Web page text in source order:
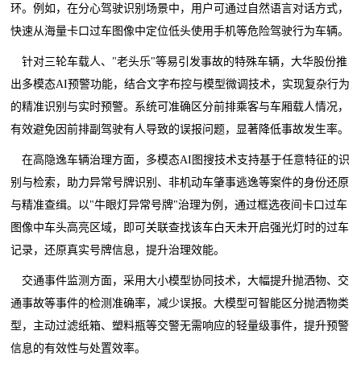
环。例如，在分心驾驶识别场景中，用户可通过自然语言对话方式，
快速从海量卡口过车图像中定位低头使用手机等危险驾驶行为车辆。
针对三轮车载人、"老头乐"等易引发事故的特殊车辆，大华股份推
出多模态AI预警功能，结合文字布控与模型微调技术，实现复杂行为
的精准识别与实时预警。系统可准确区分前排乘客与车厢载人情况，
有效避免因前排副驾驶有人导致的误报问题，显著降低事故发生率。
在高隐逸车辆治理方面，多模态AI图搜技术支持基于任意特征的识
别与检索，助力异常号牌识别、非机动车肇事逃逸等案件的身份还原
与精准查缉。以"牛眼灯异常号牌"治理为例，通过框选夜间卡口过车
图像中车头高亮区域，即可关联查找该车白天未开启强光灯时的过车
记录，还原真实号牌信息，提升治理效能。
交通事件监测方面，采用大小模型协同技术，大幅提升抛洒物、交
通事故等事件的检测准确率，减少误报。大模型可智能区分抛洒物类
型，主动过滤纸箱、塑料瓶等交警无需响应的轻量级事件，提升预警
信息的有效性与处置效率。